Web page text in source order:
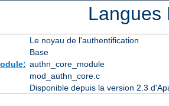
Le noyau de l'authentification
Base
authn_core_module
mod_authn_core.c
Disponible depuis la version 2.3